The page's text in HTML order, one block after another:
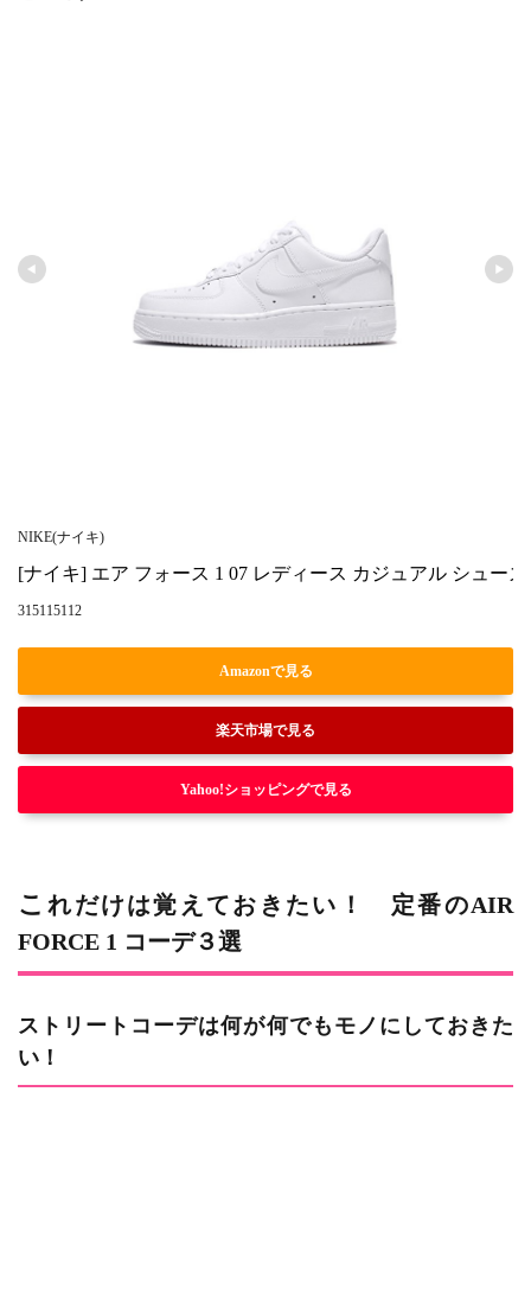
NIKE(ナイキ)
[ナイキ] エア フォース 1 07 レディース カジュアル シューズ
315115112
Amazonで見る
楽天市場で見る
Yahoo!ショッピングで見る
これだけは覚えておきたい！ 定番のAIR
FORCE 1 コーデ３選
ストリートコーデは何が何でもモノにしておきた
い！